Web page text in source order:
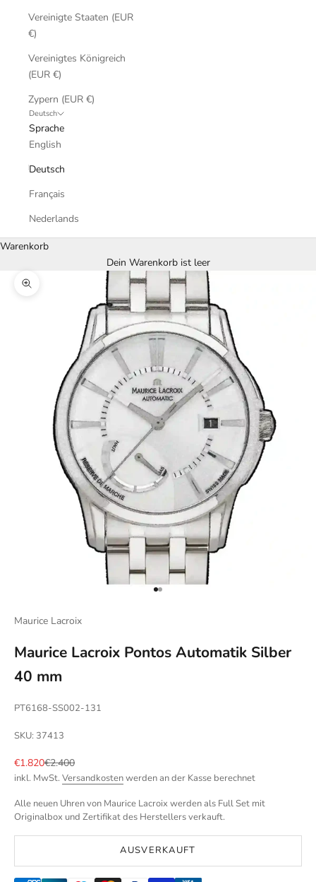
Vereinigte Staaten (EUR
€)
Vereinigtes Königreich
(EUR €)
Zypern (EUR €)
Deutsch
Sprache
English
Deutsch
Français
Nederlands
Warenkorb
Dein Warenkorb ist leer
Bild vergrößern
Gehe zu Element 1
Gehe zu Element 2
Maurice Lacroix
Maurice Lacroix Pontos Automatik Silber
40 mm
PT6168-SS002-131
SKU: 37413
Angebot
€1.820Regulärer Preis
€2.400
inkl. MwSt. Versandkostenwerden an der Kasse berechnet
Alle neuen Uhren von Maurice Lacroix werden als Full Set mit
Originalbox und Zertifikat des Herstellers verkauft.
AUSVERKAUFT